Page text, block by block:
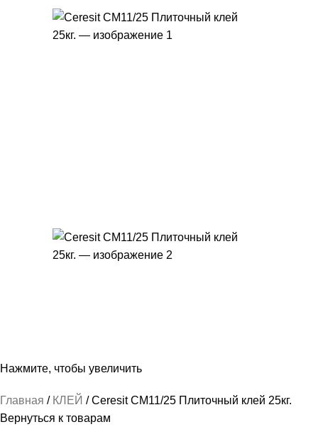
Нажмите, чтобы увеличить
Главная КЛЕЙ
Ceresit CM11/25 Плиточный клей 25кг.
Вернуться к товарам